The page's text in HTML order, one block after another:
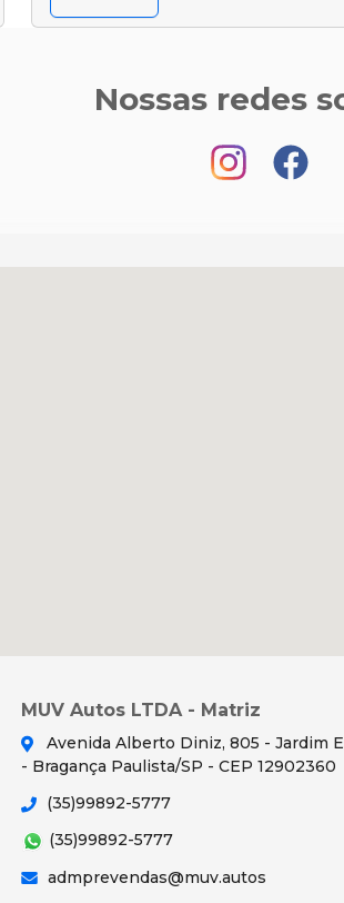
Nossas redes
MUV Autos LTDA - Matriz
Avenida Alberto Diniz, 805 - Jardim
- Bragança Paulista/SP - CEP 12902360
(35)99892-5777
(35)99892-5777
admprevendas@muv.autos